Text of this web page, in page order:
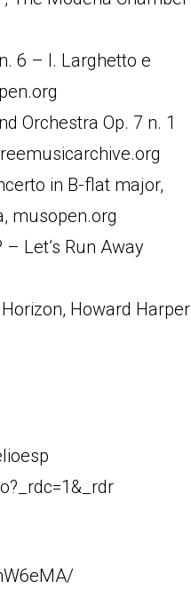
6 – I. Larghetto e
Orchestra Op. 7 n. 1
in B-flat major,
musopen.org
– Let’s Run Away
Horizon, Howard Harper